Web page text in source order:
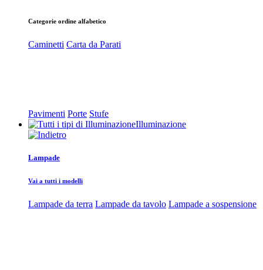
Categorie ordine alfabetico
Caminetti Carta da Parati
Pavimenti Porte Stufe
Illuminazione
Lampade
Vai a tutti i modelli
Lampade da terra Lampade da tavolo Lampade a sospensione